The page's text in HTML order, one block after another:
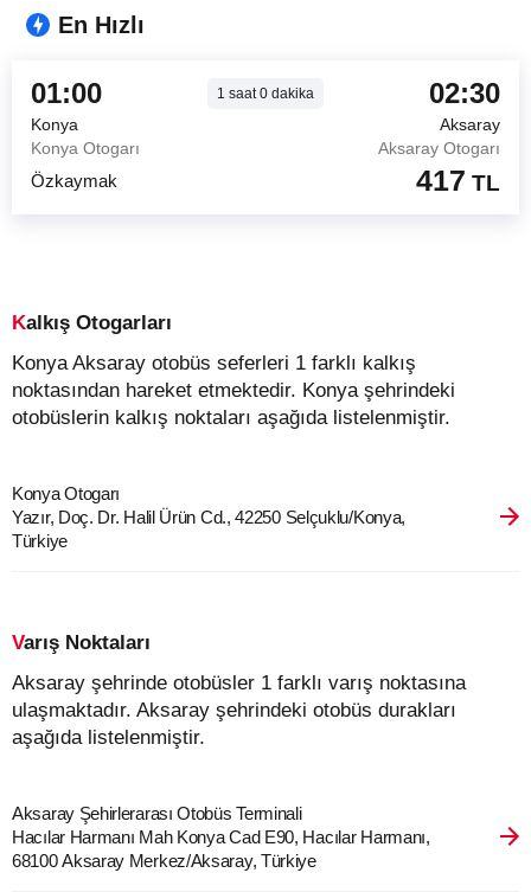
En Hızlı
01:00 1 saat0 dakika 02:30
Konya
Aksaray
Konya Otogarı
Aksaray Otogarı
Özkaymak 417 TL
Kalkış Otogarları
Konya Aksaray otobüs seferleri 1 farklı kalkış
noktasından hareket etmektedir. Konya şehrindeki
otobüslerin kalkış noktaları aşağıda listelenmiştir.
Konya Otogarı
Yazır, Doç. Dr. Halil Ürün Cd., 42250 Selçuklu/Konya,
Türkiye
Varış Noktaları
Aksaray şehrinde otobüsler 1 farklı varış noktasına
ulaşmaktadır. Aksaray şehrindeki otobüs durakları
aşağıda listelenmiştir.
Aksaray Şehirlerarası Otobüs Terminali
Hacılar Harmanı Mah Konya Cad E90, Hacılar Harmanı,
68100 Aksaray Merkez/Aksaray, Türkiye